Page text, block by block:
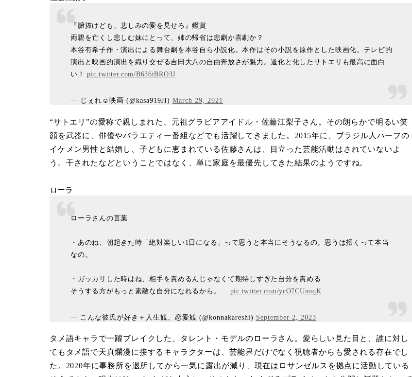
『腑抜けども、悲しみの愛を見せろ』鑑賞
両親を亡くし悲しむ妹にとって、姉の帰省は悲劇か喜劇か？
本谷有希子作・演出による舞台劇を本谷自ら小説化。本作はその小説を原作とした映画化。テレビ的
演出と映画的演出を織り交ぜる吉田大八の自由奔放さが魅力。道化と化したサトエリも最高に面白
い！pic.twitter.com/B636tBRO3J
— じぇれ☺︎映画 (@kasa919JI)March 29, 2021
“サトエリ”の愛称で親しまれた、元祖グラビアアイドル・佐藤江梨子さん。その朗らかで明るい笑
顔を武器に、俳優やバラエティー番組などでも活躍してきました。2015年に、ブラジル人ハーフの
イケメン男性と結婚し、子どもに恵まれている佐藤さんは、目立った芸能活動はされていないよ
う。干されたなどということではなく、単に家庭を最優先してきた結果のようですね。
ローラ
ローラさんの言葉
・あのね、朝起きた時「絶対楽しい1日になる」って思うと本当にそうなるの。思うは招くって本当
なの。
・ガッカリした時はね、相手を責めるんじゃなくて期待しすぎた自分を責める
そうする方がもっと素敵な自分になれるから。… pic.twitter.com/ycO7CUnoqK
— こんな彼氏が好き＋人生観、恋愛観 (@konnakareshi) September 2, 2023
タメ語キャラで一躍ブレイクした、タレント・モデルのローラさん。愛らしい見た目と、誰に対し
てもタメ語で天真爛漫に接するキャラクターは、芸能界だけでなく視聴者からも愛される存在でし
た。2020年に事務所を退所してから一気に露出が減り、現在はロサンゼルスを拠点に活動している